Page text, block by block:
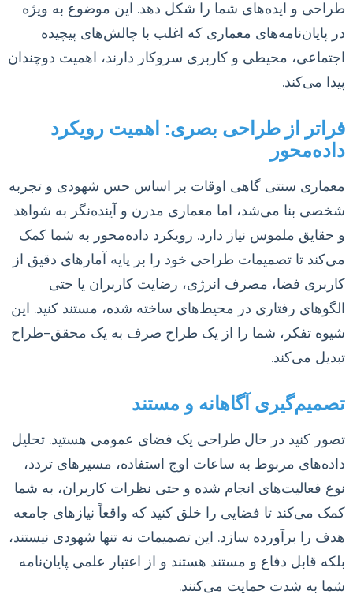
طراحی و ایده‌های شما را شکل دهد. این موضوع به ویژه
در پایان‌نامه‌های معماری که اغلب با چالش‌های پیچیده
اجتماعی، محیطی و کاربری سروکار دارند، اهمیت دوچندان
پیدا می‌کند.
فراتر از طراحی بصری: اهمیت رویکرد
داده‌محور
معماری سنتی گاهی اوقات بر اساس حس شهودی و تجربه
شخصی بنا می‌شد، اما معماری مدرن و آینده‌نگر به شواهد
و حقایق ملموس نیاز دارد. رویکرد داده‌محور به شما کمک
می‌کند تا تصمیمات طراحی خود را بر پایه آمارهای دقیق از
کاربری فضا، مصرف انرژی، رضایت کاربران یا حتی
الگوهای رفتاری در محیط‌های ساخته شده، مستند کنید. این
شیوه تفکر، شما را از یک طراح صرف به یک محقق-طراح
تبدیل می‌کند.
تصمیم‌گیری آگاهانه و مستند
تصور کنید در حال طراحی یک فضای عمومی هستید. تحلیل
داده‌های مربوط به ساعات اوج استفاده، مسیرهای تردد،
نوع فعالیت‌های انجام شده و حتی نظرات کاربران، به شما
کمک می‌کند تا فضایی را خلق کنید که واقعاً نیازهای جامعه
هدف را برآورده سازد. این تصمیمات نه تنها شهودی نیستند،
بلکه قابل دفاع و مستند هستند و از اعتبار علمی پایان‌نامه
شما به شدت حمایت می‌کنند.